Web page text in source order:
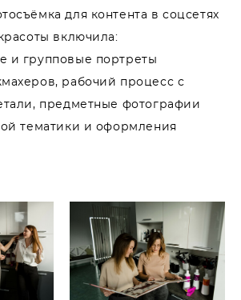
для контента в соцсетях
включила:
и групповые портреты
рабочий процесс с
предметные фотографии
тематики и оформления